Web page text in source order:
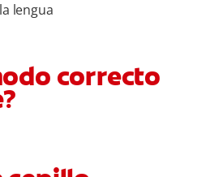
lengua
correcto